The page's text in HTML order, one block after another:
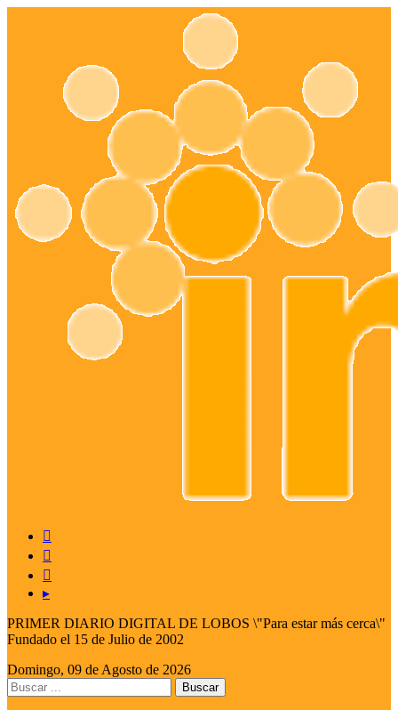



▸
PRIMER DIARIO DIGITAL DE LOBOS \"Para estar más cerca\"
Fundado el 15 de Julio de 2002
Domingo, 09 de Agosto de 2026